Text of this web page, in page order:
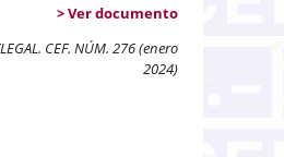
> Ver documento
CEF. NÚM. 276 (enero
2024)